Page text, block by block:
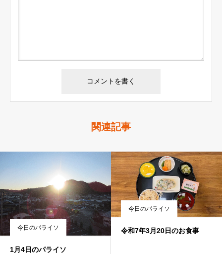
関連記事
今日のパライソ
1月4日のパライソ
今日のパライソ
令和7年3月20日のお食事